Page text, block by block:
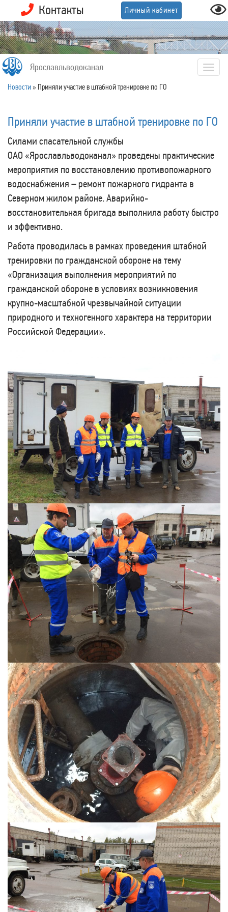
Контакты Личный кабинет
Ярославльводоканал
Новости » Приняли участие в штабной тренировке по ГО
Приняли участие в штабной тренировке по ГО
Силами спасательной службы
ОАО «Ярославльводоканал» проведены практические
мероприятия по восстановлению противопожарного
водоснабжения – ремонт пожарного гидранта в
Северном жилом районе. Аварийно-
восстановительная бригада выполнила работу быстро
и эффективно.
Работа проводилась в рамках проведения штабной
тренировки по гражданской обороне на тему
«Организация выполнения мероприятий по
гражданской обороне в условиях возникновения
крупно-масштабной чрезвычайной ситуации
природного и техногенного характера на территории
Российской Федерации».